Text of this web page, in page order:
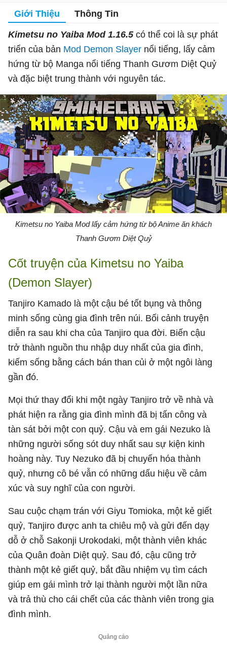
Giới Thiệu Thông Tin
Kimetsu no Yaiba Mod 1.16.5có thể coi là sự phát
triển của bản Mod Demon Slayer nổi tiếng, lấy cảm
hứng từ bộ Manga nổi tiếng Thanh Gươm Diệt Quỷ
và đặc biệt trung thành với nguyên tác.
Kimetsu no Yaiba Mod lấy cảm hứng từ bộ Anime ăn khách
Thanh Gươm Diệt Quỷ
Cốt truyện của Kimetsu no Yaiba
(Demon Slayer)
Tanjiro Kamado là một cậu bé tốt bụng và thông
minh sống cùng gia đình trên núi. Bối cảnh truyện
diễn ra sau khi cha của Tanjiro qua đời. Biến cậu
trở thành nguồn thu nhập duy nhất của gia đình,
kiếm sống bằng cách bán than củi ở một ngôi làng
gần đó.
Mọi thứ thay đổi khi một ngày Tanjiro trở về nhà và
phát hiện ra rằng gia đình mình đã bị tấn công và
tàn sát bởi một con quỷ. Cậu và em gái Nezuko là
những người sống sót duy nhất sau sự kiện kinh
hoàng này. Tuy Nezuko đã bị chuyển hóa thành
quỷ, nhưng cô bé vẫn có những dấu hiệu về cảm
xúc và suy nghĩ của con người.
Sau cuộc chạm trán với Giyu Tomioka, một kẻ giết
quỷ, Tanjiro được anh ta chiêu mộ và gửi đến dạy
dỗ ở chỗ Sakonji Urokodaki, một thành viên khác
của Quân đoàn Diệt quỷ. Sau đó, cậu cũng trở
thành một kẻ giết quỷ, bắt đầu nhiệm vụ tìm cách
giúp em gái mình trở lại thành người một lần nữa
và trả thù cho cái chết của các thành viên trong gia
đình mình.